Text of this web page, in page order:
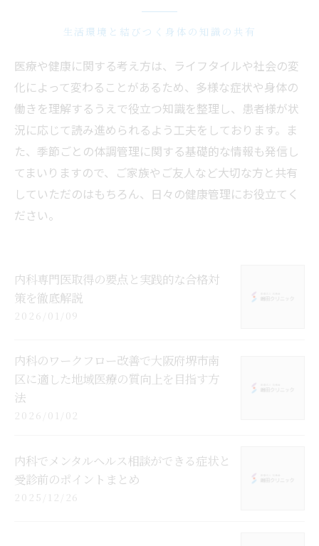
生活環境と結びつく身体の知識の共有
医療や健康に関する考え方は、ライフタイルや社会の変
化によって変わることがあるため、多様な症状や身体の
働きを理解するうえで役立つ知識を整理し、患者様が状
況に応じて読み進められるよう工夫をしております。ま
た、季節ごとの体調管理に関する基礎的な情報も発信し
てまいりますので、ご家族やご友人など大切な方と共有
していただのはもちろん、日々の健康管理にお役立てく
ださい。
内科専門医取得の要点と実践的な合格対
策を徹底解説
2026/01/09
内科のワークフロー改善で大阪府堺市南
区に適した地域医療の質向上を目指す方
法
2026/01/02
内科でメンタルヘルス相談ができる症状と
受診前のポイントまとめ
2025/12/26